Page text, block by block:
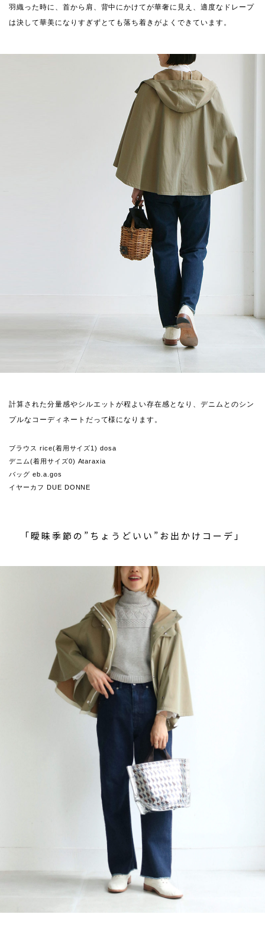
羽織った時に、首から肩、背中にかけてが華奢に見え、適度なドレープ
は決して華美になりすぎずとても落ち着きがよくできています。
計算された分量感やシルエットが程よい存在感となり、デニムとのシン
プルなコーディネートだって様になります。
ブラウス rice(着用サイズ1) dosa
デニム(着用サイズ0) Ataraxia
バッグ eb.a.gos
イヤーカフ DUE DONNE
「曖昧季節の”ちょうどいい”お出かけコーデ」